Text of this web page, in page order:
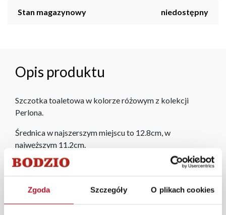
Zgoda Szczegóły O plikach cookies
Stan magazynowy niedostępny
Opis produktu
Szczotka toaletowa w kolorze różowym z kolekcji
Perlona.
Średnica w najszerszym miejscu to 12.8cm, w
najwęższym 11.2cm.
W każdym z salonów mebli Bodzio oferujemy pomoc w
programu Planer 3D bezpłatnie zaprojektują i
przygotują kompleksową wizualizację Państwa